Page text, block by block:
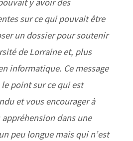
y avoir des
sur ce qui pouvait être
un dossier pour soutenir
de Lorraine et, plus
informatique. Ce message
point sur ce qui est
et vous encourager à
appréhension dans une
peu longue mais qui n’est